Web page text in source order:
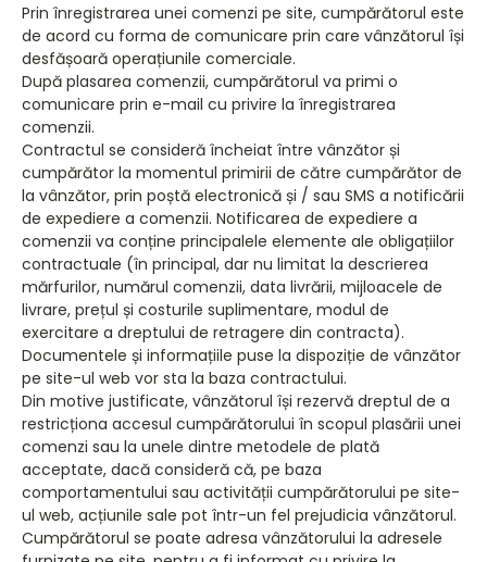
Prin înregistrarea unei comenzi pe site, cumpărătorul este
de acord cu forma de comunicare prin care vânzătorul își
desfășoară operațiunile comerciale.
După plasarea comenzii, cumpărătorul va primi o
comunicare prin e-mail cu privire la înregistrarea
comenzii.
Contractul se consideră încheiat între vânzător și
cumpărător la momentul primirii de către cumpărător de
la vânzător, prin poștă electronică și / sau SMS a notificării
de expediere a comenzii. Notificarea de expediere a
comenzii va conține principalele elemente ale obligațiilor
contractuale (în principal, dar nu limitat la descrierea
mărfurilor, numărul comenzii, data livrării, mijloacele de
livrare, prețul și costurile suplimentare, modul de
exercitare a dreptului de retragere din contracta).
Documentele și informațiile puse la dispoziție de vânzător
pe site-ul web vor sta la baza contractului.
Din motive justificate, vânzătorul își rezervă dreptul de a
restricționa accesul cumpărătorului în scopul plasării unei
comenzi sau la unele dintre metodele de plată
acceptate, dacă consideră că, pe baza
comportamentului sau activității cumpărătorului pe site-
ul web, acțiunile sale pot într-un fel prejudicia vânzătorul.
Cumpărătorul se poate adresa vânzătorului la adresele